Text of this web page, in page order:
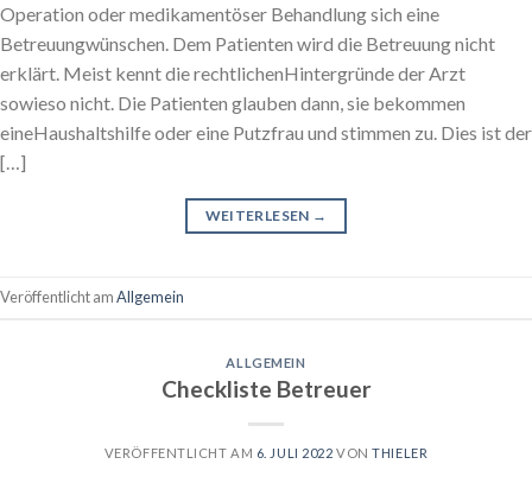
Operation oder medikamentöser Behandlung sich eine
Betreuungwünschen. Dem Patienten wird die Betreuung nicht
erklärt. Meist kennt die rechtlichenHintergründe der Arzt
sowieso nicht. Die Patienten glauben dann, sie bekommen
eineHaushaltshilfe oder eine Putzfrau und stimmen zu. Dies ist der
[…]
WEITERLESEN →
Veröffentlicht amAllgemein
ALLGEMEIN
Checkliste Betreuer
VERÖFFENTLICHT AM 6. JULI 2022 VONTHIELER